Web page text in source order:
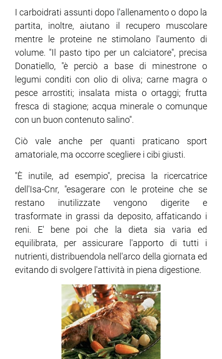
I carboidrati assunti dopo l'allenamento o dopo la
partita, inoltre, aiutano il recupero muscolare
mentre le proteine ne stimolano l'aumento di
volume. "Il pasto tipo per un calciatore", precisa
Donatiello, "è perciò a base di minestrone o
legumi conditi con olio di oliva; carne magra o
pesce arrostiti; insalata mista o ortaggi; frutta
fresca di stagione; acqua minerale o comunque
con un buon contenuto salino".
Ciò vale anche per quanti praticano sport
amatoriale, ma occorre scegliere i cibi giusti.
"È inutile, ad esempio", precisa la ricercatrice
dell'Isa-Cnr, "esagerare con le proteine che se
restano inutilizzate vengono digerite e
trasformate in grassi da deposito, affaticando i
reni. E' bene poi che la dieta sia varia ed
equilibrata, per assicurare l'apporto di tutti i
nutrienti, distribuendola nell'arco della giornata ed
evitando di svolgere l'attività in piena digestione.